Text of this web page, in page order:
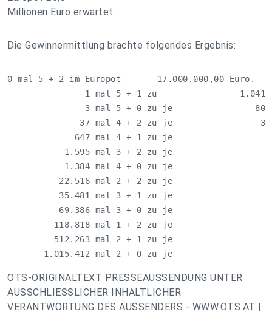
Millionen Euro erwartet.
Die Gewinnermittlung brachte folgendes Ergebnis:
0 mal 5 + 2 im Europot       17.000.000,00 Euro.
1 mal 5 + 1 zu
3 mal 5 + 0 zu je
37 mal 4 + 2 zu je
647 mal 4 + 1 zu je
1.595 mal 3 + 2 zu je
1.384 mal 4 + 0 zu je
22.516 mal 2 + 2 zu je
35.481 mal 3 + 1 zu je
69.386 mal 3 + 0 zu je
118.818 mal 1 + 2 zu je
512.263 mal 2 + 1 zu je
1.015.412 mal 2 + 0 zu je
OTS-ORIGINALTEXT PRESSEAUSSENDUNG UNTER
AUSSCHLIESSLICHER INHALTLICHER
VERANTWORTUNG DES AUSSENDERS - WWW.OTS.AT |